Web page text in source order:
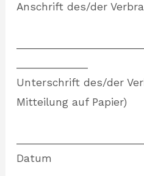
Anschrift des/der
Unterschrift des/der
Mitteilung auf Papier)
Datum